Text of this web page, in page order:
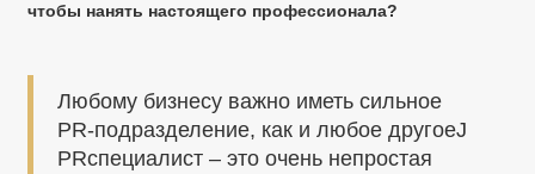
чтобы нанять настоящего профессионала?
Любому бизнесу важно иметь сильное
PR-подразделение, как и любое другоеJ
PRспециалист – это очень непростая